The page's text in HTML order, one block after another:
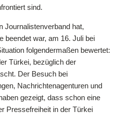
sind.
Journalistenverband hat,
beendet war, am 16. Juli bei
folgendermaßen bewertet:
Türkei, bezüglich der
Der Besuch bei
Nachrichtenagenturen und
gezeigt, dass schon eine
Pressefreiheit in der Türkei